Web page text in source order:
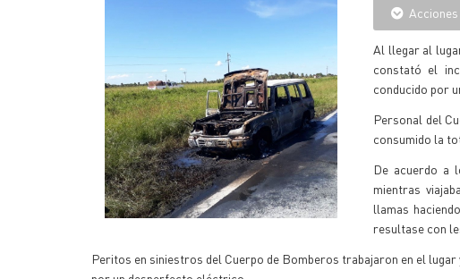
Acciones
Al llegar al
constató el
conducido por
Personal del
consumido la
De acuerdo a
mientras
llamas
resultase con
Peritos en siniestros del Cuerpo de Bomberos trabajaron en el